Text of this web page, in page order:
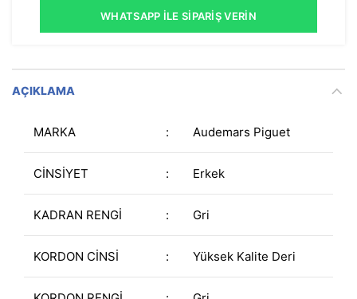
WHATSAPP İLE SIPARIŞ VERIN
AÇIKLAMA
MARKA : Audemars Piguet
CİNSİYET : Erkek
KADRAN RENGİ : Gri
KORDON CİNSİ : Yüksek Kalite Deri